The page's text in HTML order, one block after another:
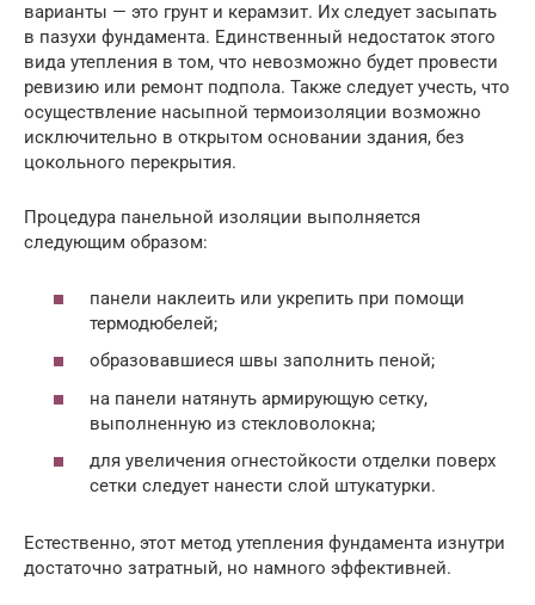
варианты — это грунт и керамзит. Их следует засыпать
в пазухи фундамента. Единственный недостаток этого
вида утепления в том, что невозможно будет провести
ревизию или ремонт подпола. Также следует учесть, что
осуществление насыпной термоизоляции возможно
исключительно в открытом основании здания, без
цокольного перекрытия.
Процедура панельной изоляции выполняется
следующим образом:
панели наклеить или укрепить при помощи
термодюбелей;
образовавшиеся швы заполнить пеной;
на панели натянуть армирующую сетку,
выполненную из стекловолокна;
для увеличения огнестойкости отделки поверх
сетки следует нанести слой штукатурки.
Естественно, этот метод утепления фундамента изнутри
достаточно затратный, но намного эффективней.